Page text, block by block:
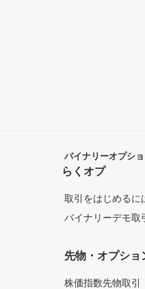
バイナリーオプシ
らくオプ
取引をはじめるに
バイナリーデモ取引
先物・オプショ
株価指数先物取引